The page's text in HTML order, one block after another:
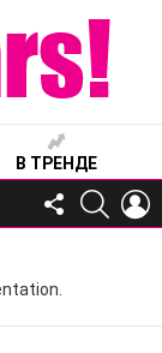
В ТРЕНДЕ
FOLLOW
US